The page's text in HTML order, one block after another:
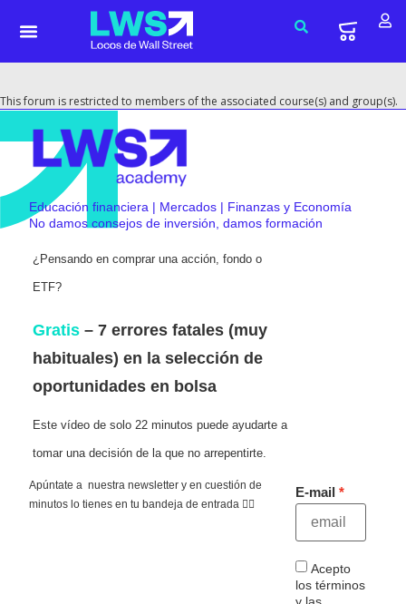
This forum is restricted to members of the associated course(s) and group(s).
Educación financiera | Mercados | Finanzas y Economía
No damos consejos de inversión, damos formación
¿Pensando en comprar una acción, fondo o
ETF?
Gratis – 7 errores fatales (muy
habituales) en la selección de
oportunidades en bolsa
Este vídeo de solo 22 minutos puede ayudarte a
tomar una decisión de la que no arrepentirte.
Apúntate a nuestra newsletter y en cuestión de
minutos lo tienes en tu bandeja de entrada 👇🏻
E-mail
Acepto
los términos